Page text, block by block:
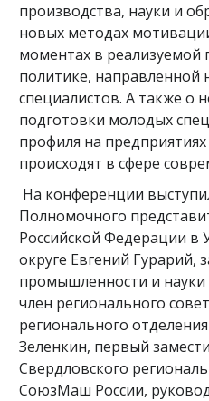
производства, науки и
новых методах
моментах в реализуемой
политике,
специалистов. А также о
подготовки молодых
профиля на
происходят в сфере
На конференции
Полномочного
Российской Федерации в
округе Евгений Гурарий,
промышленности и науки
член регионального
регионального
Зеленкин, первый
Свердловского
СоюзМаш России,